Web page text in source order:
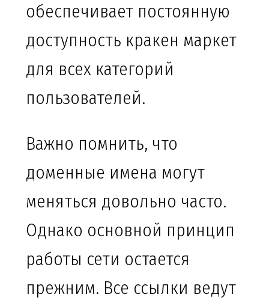
обеспечивает постоянную
доступность кракен маркет
для всех категорий
пользователей.
Важно помнить, что
доменные имена могут
меняться довольно часто.
Однако основной принцип
работы сети остается
прежним. Все ссылки ведут